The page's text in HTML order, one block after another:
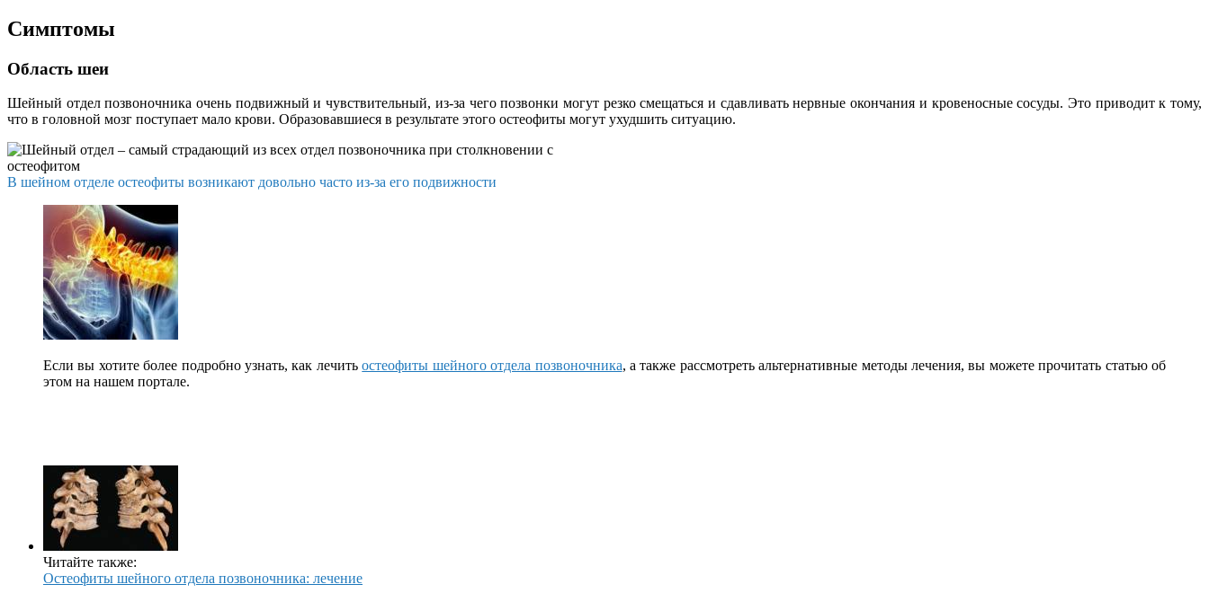
Симптомы
Область шеи
Шейный отдел позвоночника очень подвижный и чувствительный, из-за чего позвонки могут резко смещаться и сдавливать нервные окончания и кровеносные сосуды. Это приводит к тому,
что в головной мозг поступает мало крови. Образовавшиеся в результате этого остеофиты могут ухудшить ситуацию.
В шейном отделе остеофиты возникают довольно часто из-за его подвижности
Если вы хотите более подробно узнать, как лечитьостеофиты шейного отдела позвоночника, а также рассмотреть альтернативные методы лечения, вы можете прочитать статью об
этом на нашем портале.
Читайте также:
Остеофиты шейного отдела позвоночника: лечение